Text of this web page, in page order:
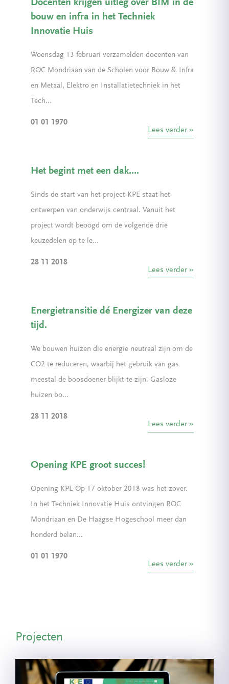
Docenten krijgen uitleg over BIM in de
bouw en infra in het Techniek
Innovatie Huis
Woensdag 13 februari verzamelden docenten van
ROC Mondriaan van de Scholen voor Bouw & Infra
en Metaal, Elektro en Installatietechniek in het
Tech...
01 01 1970
Lees verder
Het begint met een dak….
Sinds de start van het project KPE staat het
ontwerpen van onderwijs centraal. Vanuit het
project wordt beoogd om de volgende drie
keuzedelen op te le...
28 11 2018
Lees verder
Energietransitie dé Energizer van deze
tijd.
We bouwen huizen die energie neutraal zijn om de
CO2 te reduceren, waarbij het gebruik van gas
meestal de boosdoener blijkt te zijn. Gasloze
huizen bo...
28 11 2018
Lees verder
Opening KPE groot succes!
Opening KPE Op 17 oktober 2018 was het zover.
In het Techniek Innovatie Huis ontvingen ROC
Mondriaan en De Haagse Hogeschool meer dan
honderd belan...
01 01 1970
Lees verder
Projecten